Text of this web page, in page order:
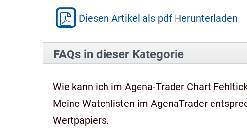
Diesen Artikel als pdf Herunterladen
FAQs in dieser Kategorie
Wie kann ich im Agena-Trader Chart
Meine Watchlisten im AgenaTrader
Wertpapiers.